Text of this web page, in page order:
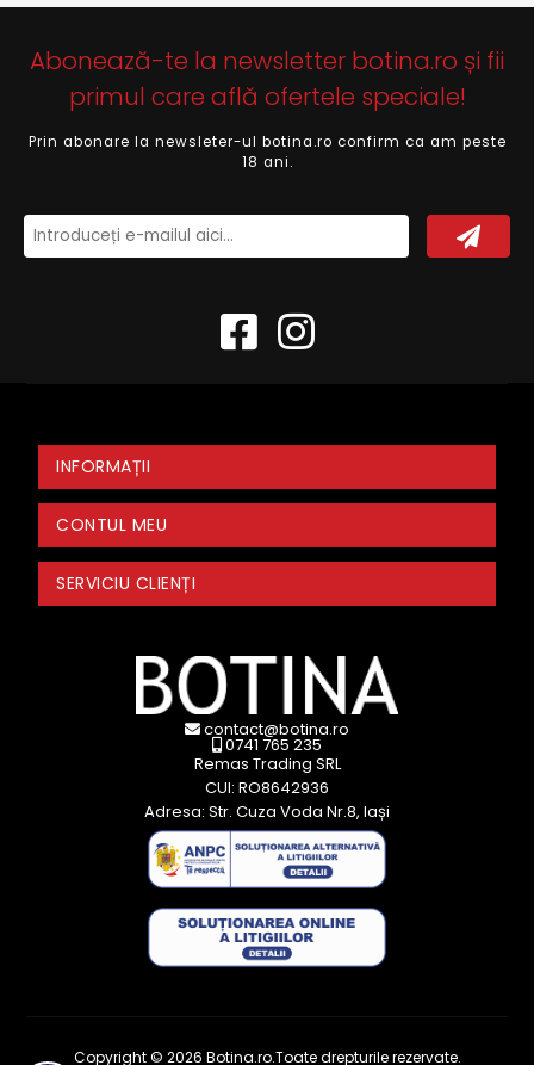
Abonează-te la newsletter botina.ro și fii
primul care află ofertele speciale!
Prin abonare la newsleter-ul botina.ro confirm ca am peste
18 ani.
INFORMAȚII
CONTUL MEU
SERVICIU CLIENȚI
contact@botina.ro
0741 765 235
Remas Trading SRL
CUI: RO8642936
Adresa: Str. Cuza Voda Nr.8, Iași
Copyright © 2026 Botina.ro.Toate drepturile rezervate.